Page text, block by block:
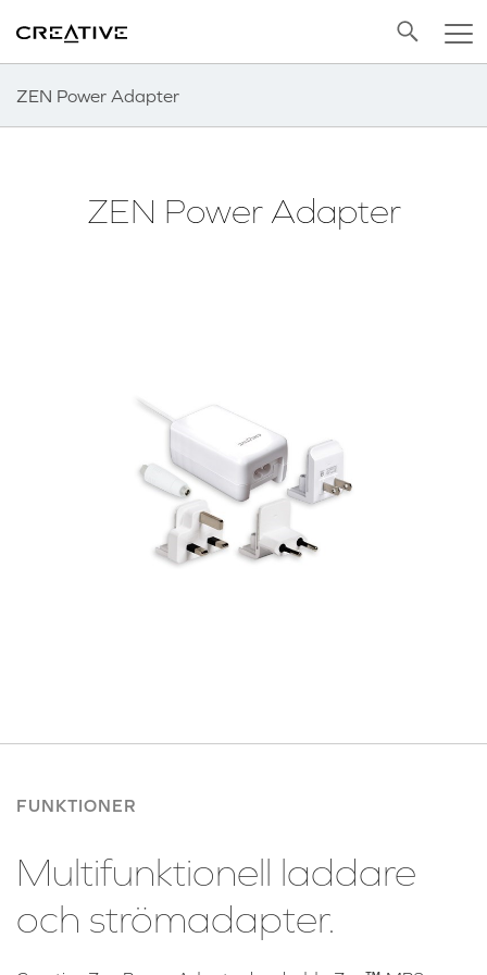
ZEN Power Adapter
Back to Top
ZEN Power Adapter
FUNKTIONER
Multifunktionell laddare
och strömadapter.